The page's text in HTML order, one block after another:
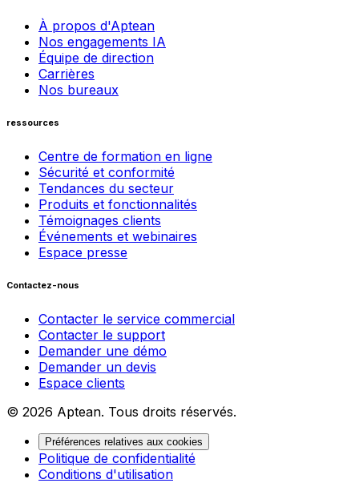
À propos d'Aptean
Nos engagements IA
Équipe de direction
Carrières
Nos bureaux
ressources
Centre de formation en ligne
Sécurité et conformité
Tendances du secteur
Produits et fonctionnalités
Témoignages clients
Événements et webinaires
Espace presse
Contactez-nous
Contacter le service commercial
Contacter le support
Demander une démo
Demander un devis
Espace clients
© 2026 Aptean. Tous droits réservés.
Préférences relatives aux cookies
Politique de confidentialité
Conditions d'utilisation